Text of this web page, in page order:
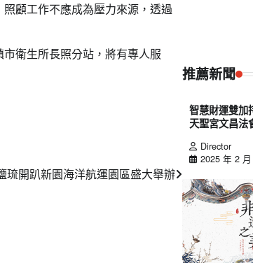
顧工作不應成為壓力來源，透過
衛生所長照分站，將有專人服
琉開趴新園海洋航運園區盛大舉辦
推薦新聞
智慧財運雙加
天聖宮文昌法
Director
2025 年 2